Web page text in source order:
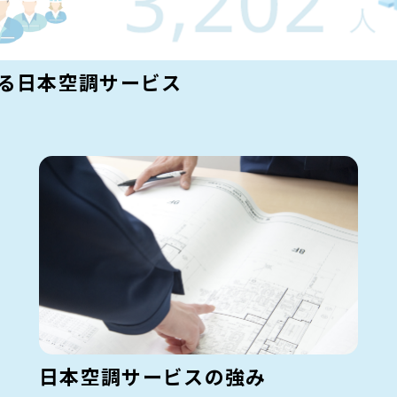
日本空調サービス
日本空調サービスの強み